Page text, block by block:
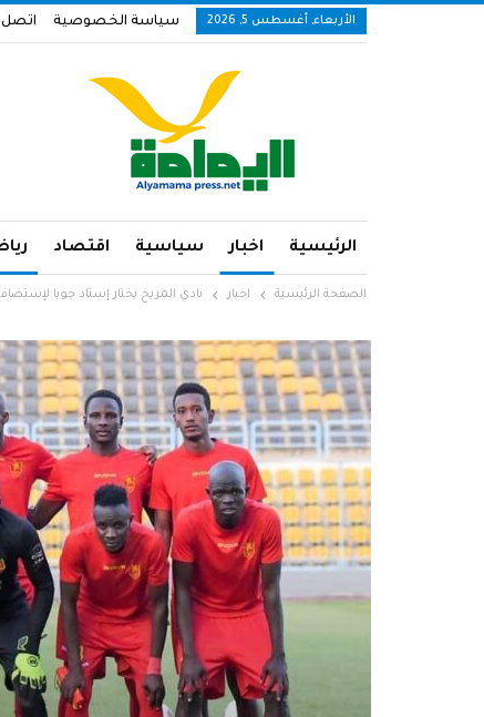
الأربعاء, أغسطس 5, 2026 سياسة الخصوصية اتصل
الرئيسية اخبار سياسية اقتصاد
الصفحة الرئيسية اخبار نادي المريخ يختار إستاد جوبا لإستضافة